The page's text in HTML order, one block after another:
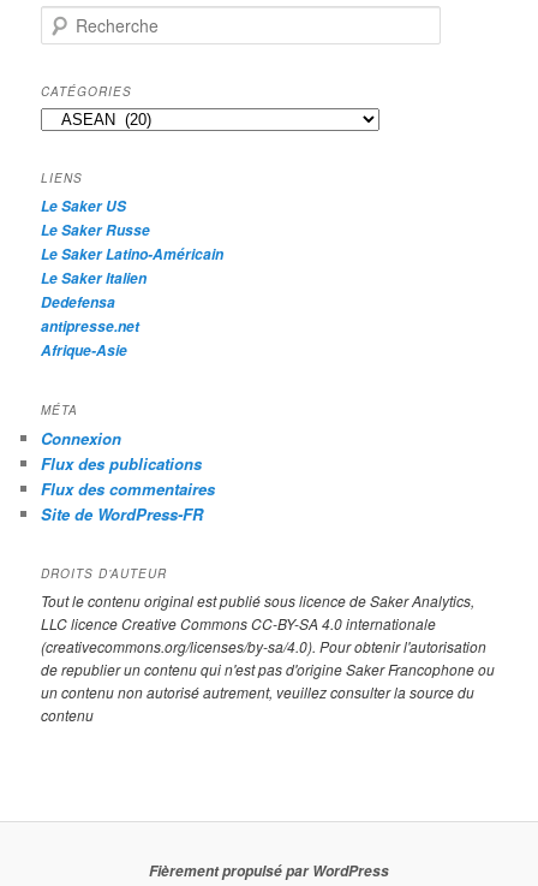
e
h
e
r
h
e
CATÉGORIES
Catégories
LIENS
Le Saker US
Le Saker Russe
Le Saker Latino-Américain
Le Saker Italien
Dedefensa
antipresse.net
Afrique-Asie
MÉTA
Connexion
Flux des publications
Flux des commentaires
Site de WordPress-FR
DROITS D’AUTEUR
Tout le contenu original est publié sous licence de Saker Analytics,
LLC licence Creative Commons CC-BY-SA 4.0 internationale
(creativecommons.org/licenses/by-sa/4.0). Pour obtenir l'autorisation
de republier un contenu qui n'est pas d'origine Saker Francophone ou
un contenu non autorisé autrement, veuillez consulter la source du
contenu
Fièrement propulsé par WordPress